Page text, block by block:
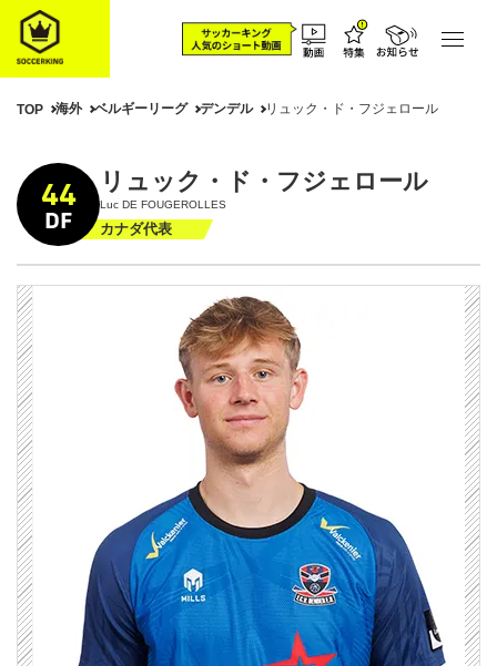
TOP 海外 ベルギーリーグ デンデル リュック・ド・フジェロール
44
DF
リュック・ド・フジェロール
Luc DE FOUGEROLLES
カナダ代表